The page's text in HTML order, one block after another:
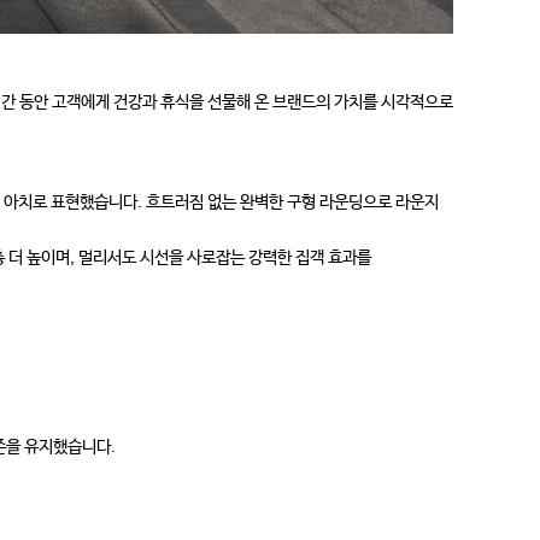
동안 고객에게 건강과 휴식을 선물해 온 브랜드의 가치를 시각적으로
치로 표현했습니다. 흐트러짐 없는 완벽한 구형 라운딩으로 라운지
높이며, 멀리서도 시선을 사로잡는 강력한 집객 효과를
을 유지했습니다.